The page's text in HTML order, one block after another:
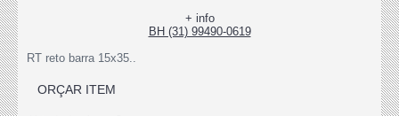
+ info
BH (31) 99490-0619
RT reto barra 15x35..
ORÇAR ITEM